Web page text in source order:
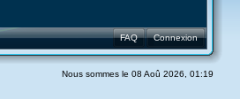
Connexion
FAQ
Nous sommes le 08 Aoû 2026, 01:19